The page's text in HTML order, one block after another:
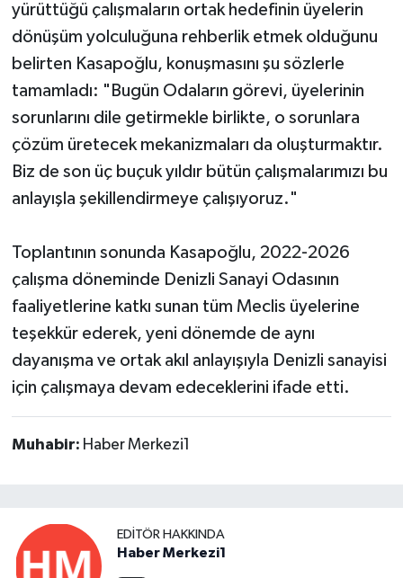
yürüttüğü çalışmaların ortak hedefinin üyelerin
dönüşüm yolculuğuna rehberlik etmek olduğunu
belirten Kasapoğlu, konuşmasını şu sözlerle
tamamladı: "Bugün Odaların görevi, üyelerinin
sorunlarını dile getirmekle birlikte, o sorunlara
çözüm üretecek mekanizmaları da oluşturmaktır.
Biz de son üç buçuk yıldır bütün çalışmalarımızı bu
anlayışla şekillendirmeye çalışıyoruz."
Toplantının sonunda Kasapoğlu, 2022-2026
çalışma döneminde Denizli Sanayi Odasının
faaliyetlerine katkı sunan tüm Meclis üyelerine
teşekkür ederek, yeni dönemde de aynı
dayanışma ve ortak akıl anlayışıyla Denizli sanayisi
için çalışmaya devam edeceklerini ifade etti.
Muhabir: Haber Merkezi1
EDITÖR HAKKINDA
Haber Merkezi1